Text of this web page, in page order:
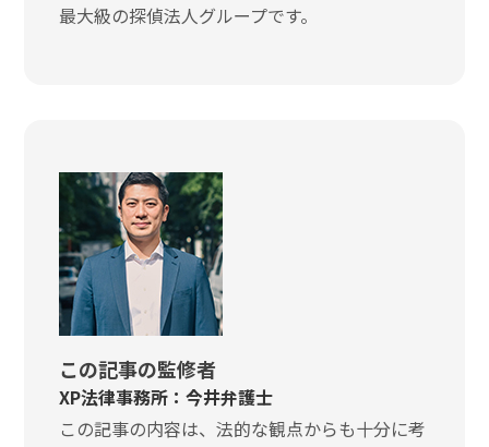
最大級の探偵法人グループです。
この記事の監修者
XP法律事務所：今井弁護士
この記事の内容は、法的な観点からも十分に考